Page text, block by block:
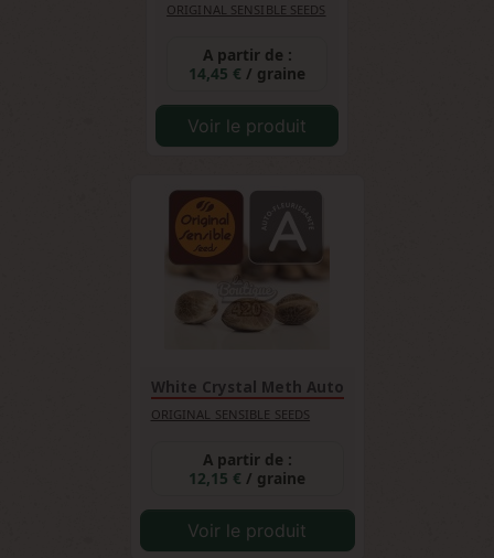
ORIGINAL SENSIBLE SEEDS
A partir de :
14,45 € / graine
Voir le produit
White Crystal Meth Auto
ORIGINAL SENSIBLE SEEDS
A partir de :
12,15 € / graine
Voir le produit